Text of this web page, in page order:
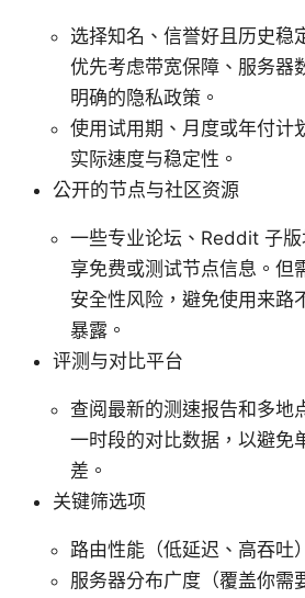
选择知名、信誉好且历史稳
优先考虑带宽保障、服务器
明确的隐私政策。
使用试用期、月度或年付计
实际速度与稳定性。
公开的节点与社区资源
一些专业论坛、Reddit 子
享免费或测试节点信息。但
安全性风险，避免使用来路
暴露。
评测与对比平台
查阅最新的测速报告和多地
一时段的对比数据，以避免
差。
关键筛选项
路由性能（低延迟、高吞吐）
服务器分布广度（覆盖你需